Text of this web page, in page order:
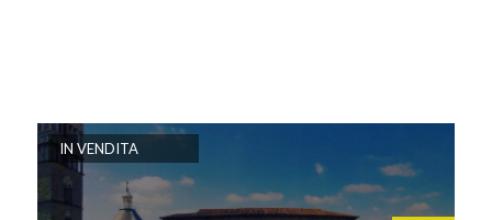
IN VENDITA